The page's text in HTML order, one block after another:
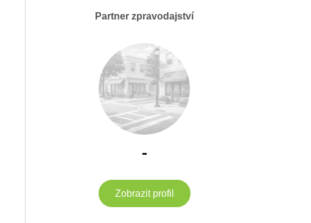
Partner zpravodajství
-
Zobrazit profil